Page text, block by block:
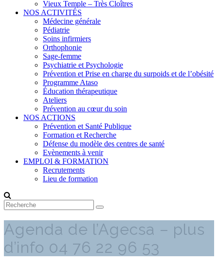
Vieux Temple – Très Cloîtres
NOS ACTIVITÉS
Médecine générale
Pédiatrie
Soins infirmiers
Orthophonie
Sage-femme
Psychiatrie et Psychologie
Prévention et Prise en charge du surpoids et de l’obésité
Programme Ataso
Éducation thérapeutique
Ateliers
Prévention au cœur du soin
NOS ACTIONS
Prévention et Santé Publique
Formation et Recherche
Défense du modèle des centres de santé
Evènements à venir
EMPLOI & FORMATION
Recrutements
Lieu de formation
Agenda de l’Agecsa – plus
d’info 04 76 22 96 53